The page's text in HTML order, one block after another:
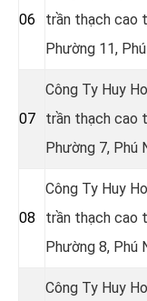
06
trần thạch cao
Phường 11,
07
Công Ty Huy
trần thạch cao
Phường 7, Phú
08
Công Ty Huy
trần thạch cao
Phường 8, Phú
Công Ty Huy